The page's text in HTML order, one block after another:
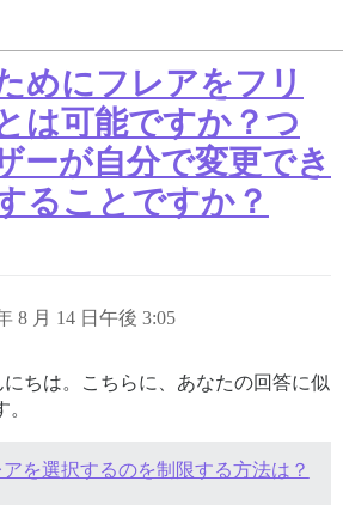
めにフレアをフリ
は可能ですか？つ
ーが自分で変更でき
ることですか？
8 月 14 日午後 3:05
にちは。こちらに、あなたの回答に似
を選択するのを制限する方法は？